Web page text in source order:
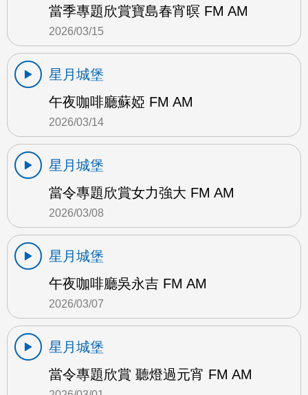
當季專題欣賞寶島春宵暝 FM AM
2026/03/15
星月城堡
午夜咖啡廳蘇婭 FM AM
2026/03/14
星月城堡
當令專題欣賞女力強大 FM AM
2026/03/08
星月城堡
午夜咖啡廳吳永吉 FM AM
2026/03/07
星月城堡
當令專題欣賞 聽燈過元宵 FM AM